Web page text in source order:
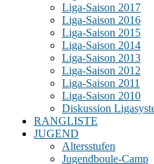
Liga-Saison 2017
Liga-Saison 2016
Liga-Saison 2015
Liga-Saison 2014
Liga-Saison 2013
Liga-Saison 2012
Liga-Saison 2011
Liga-Saison 2010
Diskussion
RANGLISTE
JUGEND
Altersstufen
Jugendboule-Camp